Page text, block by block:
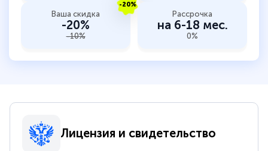
-20%
Ваша скидка
-20%
-10%
Рассрочка
на 6-18 мес.
0%
Лицензия и свидетельство